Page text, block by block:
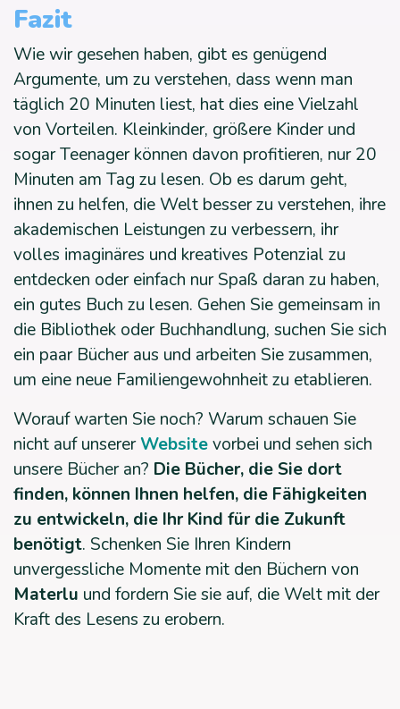
Fazit
Wie wir gesehen haben, gibt es genügend
Argumente, um zu verstehen, dass wenn man
täglich 20 Minuten liest, hat dies eine Vielzahl
von Vorteilen. Kleinkinder, größere Kinder und
sogar Teenager können davon profitieren, nur 20
Minuten am Tag zu lesen. Ob es darum geht,
ihnen zu helfen, die Welt besser zu verstehen, ihre
akademischen Leistungen zu verbessern, ihr
volles imaginäres und kreatives Potenzial zu
entdecken oder einfach nur Spaß daran zu haben,
ein gutes Buch zu lesen. Gehen Sie gemeinsam in
die Bibliothek oder Buchhandlung, suchen Sie sich
ein paar Bücher aus und arbeiten Sie zusammen,
um eine neue Familiengewohnheit zu etablieren.
Worauf warten Sie noch? Warum schauen Sie
nicht auf unsererWebsitevorbei und sehen sich
unsere Bücher an? Die Bücher, die Sie dort
finden, können Ihnen helfen, die Fähigkeiten
zu entwickeln, die Ihr Kind für die Zukunft
benötigt. Schenken Sie Ihren Kindern
unvergessliche Momente mit den Büchern von
Materlu und fordern Sie sie auf, die Welt mit der
Kraft des Lesens zu erobern.